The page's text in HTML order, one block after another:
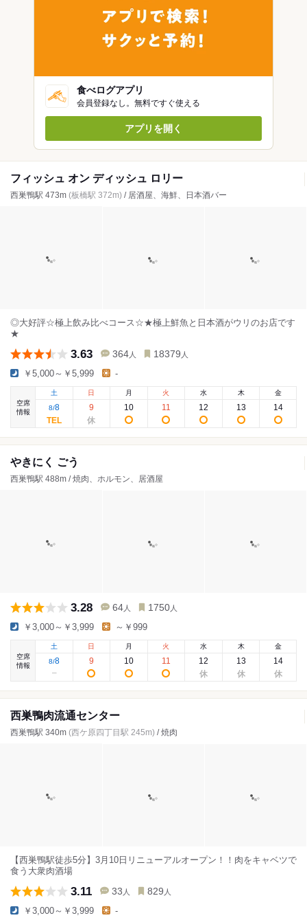
食べログアプリ
会員登録なし。無料ですぐ使える
アプリを開く
フィッシュ オン ディッシュ ロリー
西巣鴨駅 473m (板橋駅 372m) / 居酒屋、海鮮、日本酒バー
◎大好評☆極上飲み比べコース☆★極上鮮魚と日本酒がウリのお店です
★
3.63 364 人 18379 人
￥5,000～￥5,999 -
空席
情報
土
8/8
日
9
月
10
火
11
水
12
木
13
金
14
やきにく ごう
西巣鴨駅 488m / 焼肉、ホルモン、居酒屋
3.28 64 人 1750 人
￥3,000～￥3,999 ～￥999
空席
情報
土
8/8
日
9
月
10
火
11
水
12
木
13
金
14
西巣鴨肉流通センター
西巣鴨駅 340m (西ケ原四丁目駅 245m) / 焼肉
【西巣鴨駅徒歩5分】3月10日リニューアルオープン！！肉をキャベツで
食う大衆肉酒場
3.11 33 人 829 人
￥3,000～￥3,999 -